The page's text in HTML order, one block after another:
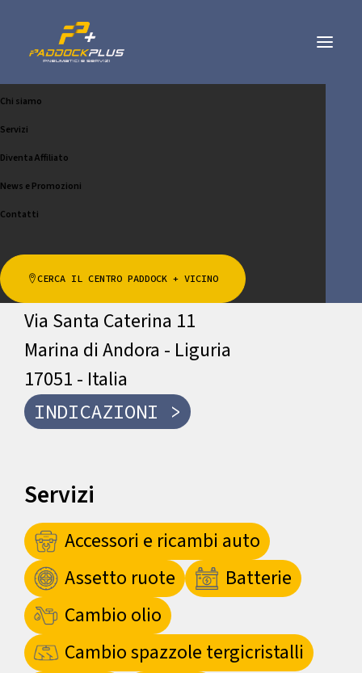
Chi siamo
Servizi
Diventa Affiliato
News e Promozioni
Contatti
CERCA IL CENTRO PADDOCK + VICINO
MA.MA GOMME SAS DI
VIGNA MARCO
CHIAMA
Indirizzo
Via Santa Caterina 11
Marina di Andora - Liguria
17051 - Italia
INDICAZIONI >
Servizi
Accessori e ricambi auto
Assetto ruote
Batterie
Cambio olio
Cambio spazzole tergicristalli